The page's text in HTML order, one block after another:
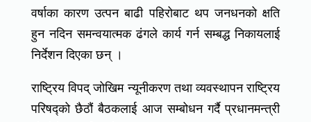
वर्षाका कारण उत्पन बाढी पहिरोबाट थप जनधनको क्षति
हुन नदिन समन्वयात्मक ढंगले कार्य गर्न सम्बद्ध निकायलाई
निर्देशन दिएका छन् ।
राष्ट्रिय विपद् जोखिम न्यूनीकरण तथा व्यवस्थापन राष्ट्रिय
परिषद्को छैठौं बैठकलाई आज सम्बोधन गर्दै प्रधानमन्त्री